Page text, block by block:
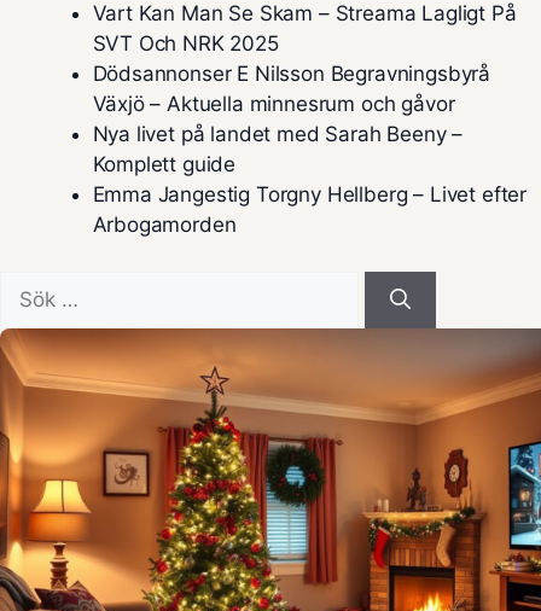
Vart Kan Man Se Skam – Streama Lagligt På
SVT Och NRK 2025
Dödsannonser E Nilsson Begravningsbyrå
Växjö – Aktuella minnesrum och gåvor
Nya livet på landet med Sarah Beeny –
Komplett guide
Emma Jangestig Torgny Hellberg – Livet efter
Arbogamorden
efter: